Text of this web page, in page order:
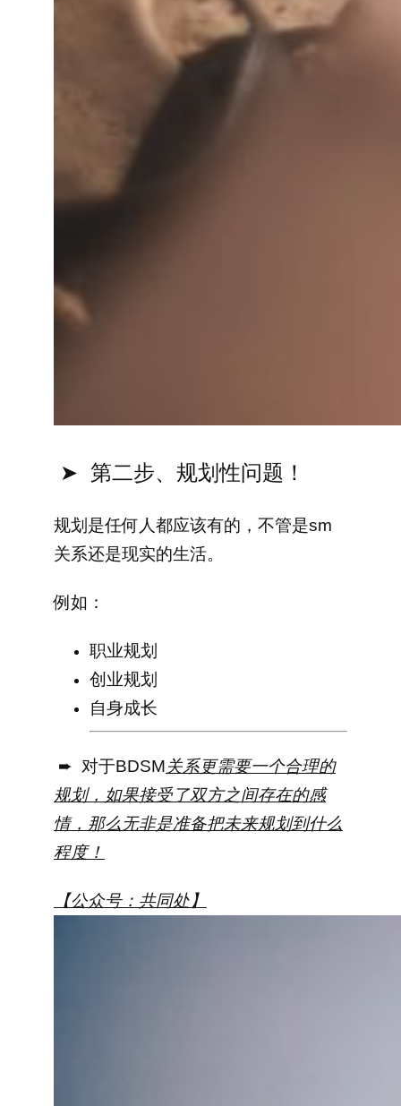
➤ 第二步、规划性问题！
规划是任何人都应该有的，不管是sm
关系还是现实的生活。
例如：
职业规划
创业规划
自身成长
➨ 对于BDSM关系更需要一个合理的
规划，如果接受了双方之间存在的感
情，那么无非是准备把未来规划到什么
程度！
【公众号：共同处】